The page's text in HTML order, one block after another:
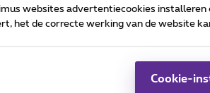
websites advertentiecookies
het de correcte werking van de website
Cookie-